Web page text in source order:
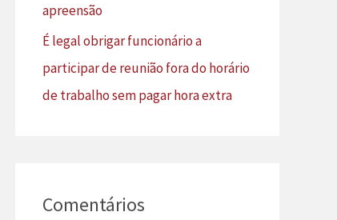
r
:
apreensão
É legal obrigar funcionário a
participar de reunião fora do horário
de trabalho sem pagar hora extra
Comentários